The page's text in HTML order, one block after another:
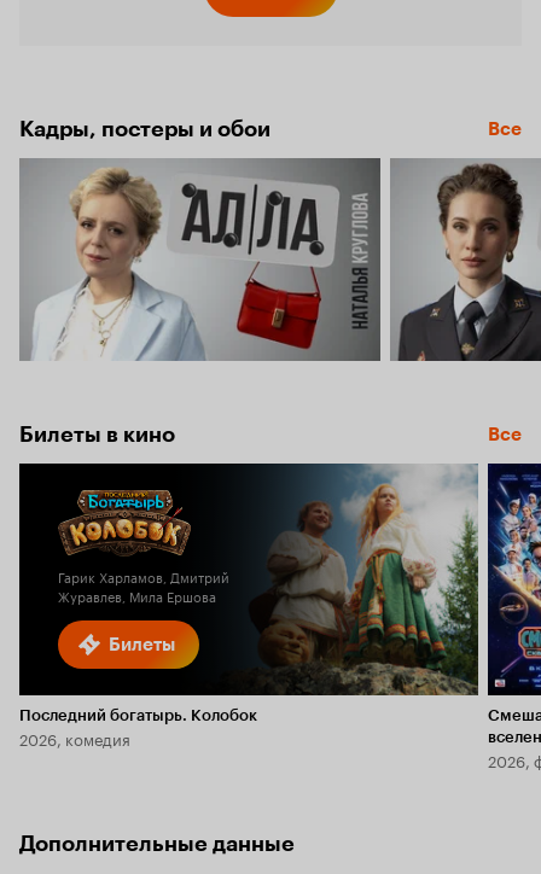
6.3
Кадры, постеры и обои Все
Билеты в кино Все
Билеты
Гарик Харламов, Дмитрий
Журавлев, Мила Ершова
Последний богатырь. Колобок
2026, комедия
2026,
Дополнительные данные